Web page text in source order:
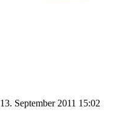
13. September 2011 15:02